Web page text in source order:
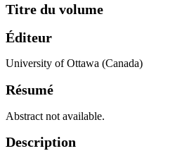
Titre du volume
Éditeur
University of Ottawa (Canada)
Résumé
Abstract not available.
Description